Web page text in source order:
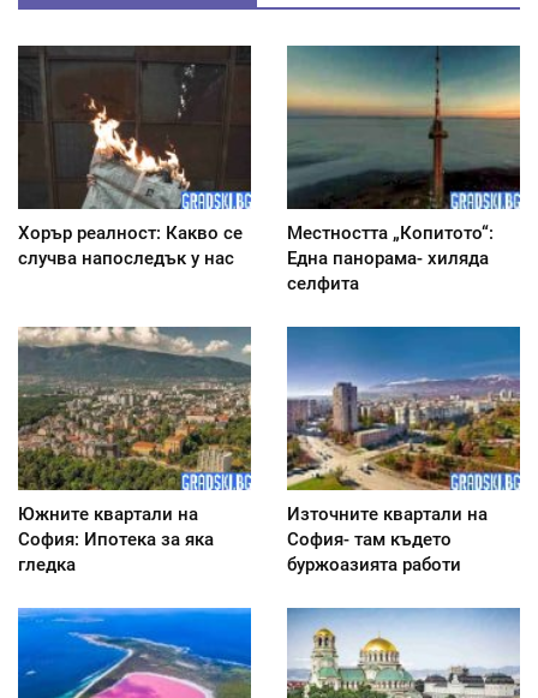
Хорър реалност: Какво се
случва напоследък у нас
Местността „Копитото“:
Една панорама- хиляда
селфита
Южните квартали на
София: Ипотека за яка
гледка
Източните квартали на
София- там където
буржоазията работи